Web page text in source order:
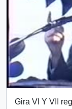
Gira VI Y VII